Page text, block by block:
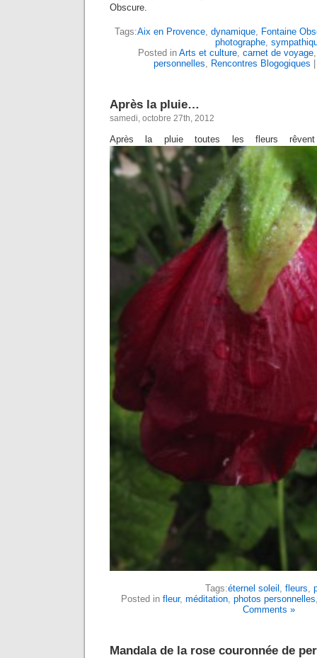
Obscure.
Tags:Aix en Provence, dynamique, Fontaine
photographe,
Posted in Arts et culture, carnet de voyage
personnelles, Rencontres Blogogiques
Après la pluie…
samedi, octobre 27th, 2012
Après la pluie toutes les fleurs
Tags:éternel soleil , fleurs,
Posted in fleur, méditation, photos personnelles
Comments »
Mandala de la rose couronnée de